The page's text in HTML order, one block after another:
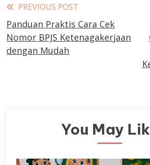
Read
more
articles
PREVIOUS POST
Panduan Praktis Cara Cek
Nomor BPJS Ketenagakerjaan
dengan Mudah
You May